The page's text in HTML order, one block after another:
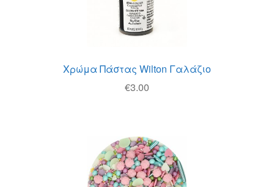
Χρώμα Πάστας Wilton Γαλάζιο
€3.00